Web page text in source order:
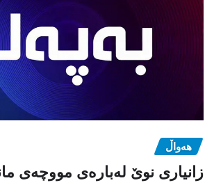
هەواڵ
زانیاری نوێ لەبارەی مووچەی